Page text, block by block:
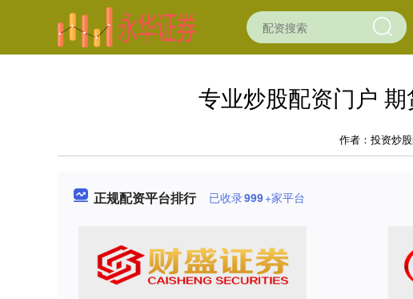
专业炒股配资门户
作者：投资炒
正规配资平台排行 已收录999+家平台